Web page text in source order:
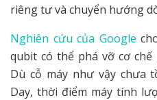
riêng tư và chuyển hướng
Nghiên cứu của Google
qubit có thể phá vỡ cơ
Dù cỗ máy như vậy chưa
Day, thời điểm máy tính